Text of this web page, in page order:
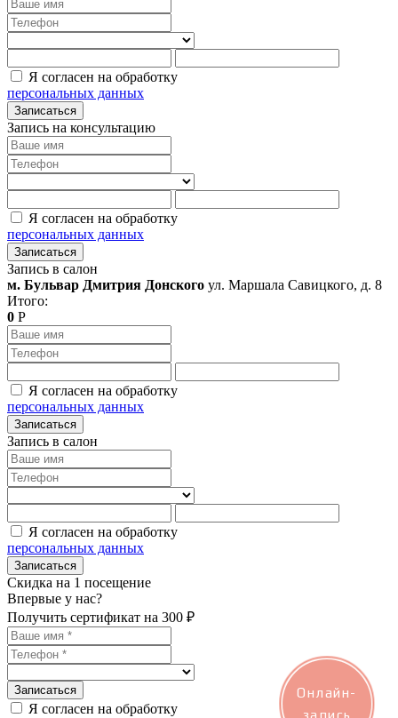
Я согласен на обработку
персональных данных
Записаться
Запись на консультацию
Я согласен на обработку
персональных данных
Записаться
Запись в салон
м. Бульвар Дмитрия Донского ул. Маршала Савицкого, д. 8
Итого:
0 Р
Я согласен на обработку
персональных данных
Записаться
Запись в салон
Я согласен на обработку
персональных данных
Записаться
Скидка на 1 посещение
Впервые у нас?
Получить сертификат на 300 ₽
Записаться
Я согласен на обработку
Онлайн-
запись